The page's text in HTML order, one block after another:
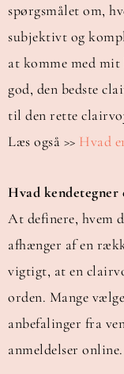
spørgsmålet om,
subjektivt og
at komme med
god, den bedste
til den rette
Læs også >> Hvad
Hvad kendetegner
At definere, hvem
afhænger af en
vigtigt, at en
orden. Mange
anbefalinger fra
anmeldelser online.